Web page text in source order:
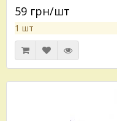
59 грн/шт
1 шт